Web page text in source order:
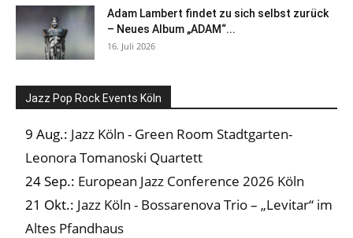
Adam Lambert findet zu sich selbst zurück
– Neues Album „ADAM“...
16. Juli 2026
Jazz Pop Rock Events Köln
9 Aug.: Jazz Köln - Green Room Stadtgarten-
Leonora Tomanoski Quartett
24 Sep.: European Jazz Conference 2026 Köln
21 Okt.: Jazz Köln - Bossarenova Trio – „Levitar“ im
Altes Pfandhaus